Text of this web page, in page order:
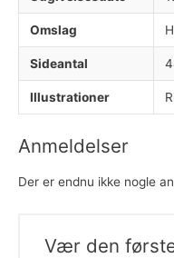
Omslag
Sideantal
Illustrationer
Anmeldelser
Der er endnu ikke nogle
Vær den